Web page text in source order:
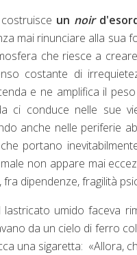
un noir
mai rinunciare alla sua
che riesce a
costante di
e ne amplifica il
ci conduce nelle sue
anche nelle periferie
portano
non appare mai
dipendenze, fragilità
umido faceva
da un cielo di ferro
una sigaretta: «Allora,